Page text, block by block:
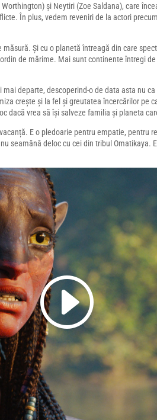
și Neytiri (Zoe Saldana), care
În plus, vedem reveniri de la actori
Și cu o planetă întreagă din care
de mărime. Mai sunt continente întregi
departe, descoperind-o de data asta nu
crește și la fel și greutatea încercărilor pe
dacă vrea să își salveze familia și planeta
E o pledoarie pentru empatie, pentru
seamănă deloc cu cei din tribul Omatikaya.